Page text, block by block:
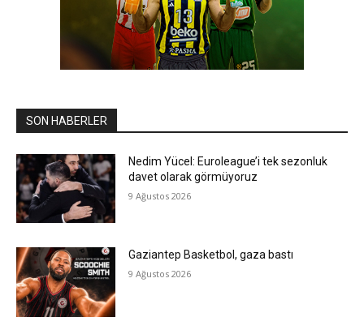
SON HABERLER
Nedim Yücel: Euroleague’i tek sezonluk
davet olarak görmüyoruz
9 Ağustos 2026
Gaziantep Basketbol, gaza bastı
9 Ağustos 2026